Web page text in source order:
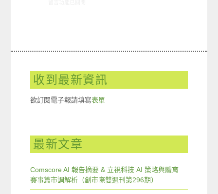
收到最新資訊
欲訂閱電子報請填寫表單
最新文章
Comscore AI 報告摘要 & 立視科技 AI 策略與體育
賽事篇市調解析（創市際雙週刊第296期）